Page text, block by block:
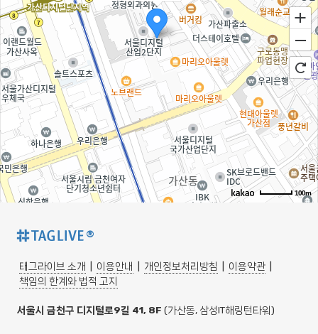
100m
®
태그라이브 소개 이용안내 개인정보처리방침 이용약관
책임의 한계와 법적 고지
서울시 금천구 디지털로9길 41, 8F (가산동, 삼성IT해링턴타워)